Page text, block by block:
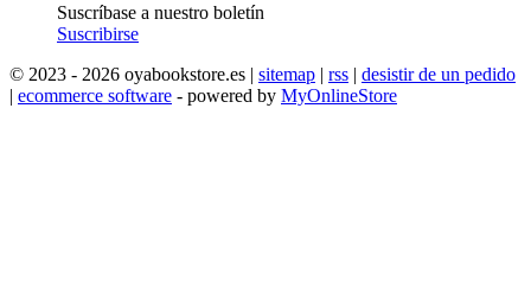
Suscríbase a nuestro boletín
Suscribirse
© 2023 - 2026 oyabookstore.es | sitemap | rss | desistir de un pedido
| ecommerce software - powered by MyOnlineStore